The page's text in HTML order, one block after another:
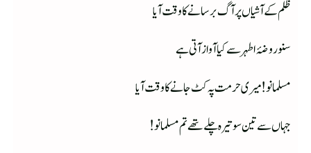
ظلم کے آشیاں پر آگ برسانے کا وقت آیا
سنو روضۂ اطہر سے کیا آواز آتی ہے
مسلمانو! میری حرمت پہ کٹ جانے کا وقت آیا
جہاں سے تین سو تیرہ چلے تھے تم مسلمانو!